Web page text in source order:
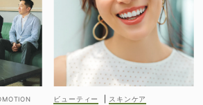
ビューティー スキンケア